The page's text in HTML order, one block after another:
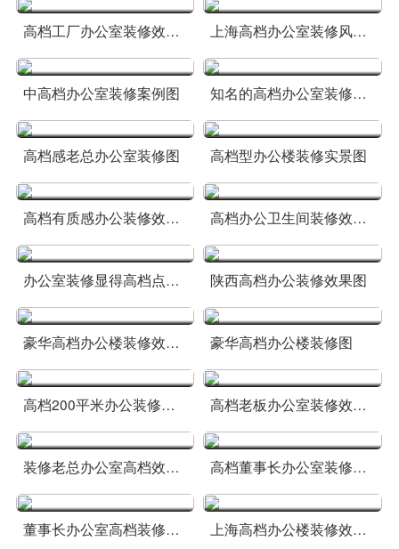
高档工厂办公室装修效果欣赏 上海高档办公室装修风格图
中高档办公室装修案例图 知名的高档办公室装修效果
高档感老总办公室装修图 高档型办公楼装修实景图
高档有质感办公装修效果图 高档办公卫生间装修效果图
办公室装修显得高档点案例 陕西高档办公装修效果图
豪华高档办公楼装修效果图大全 豪华高档办公楼装修图
高档200平米办公装修效果图 高档老板办公室装修效果图
装修老总办公室高档效果图 高档董事长办公室装修照片
董事长办公室高档装修风格图 上海高档办公楼装修效果图